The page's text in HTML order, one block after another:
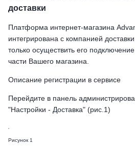
доставки
Платформа интернет-магазина
интегрирована с компанией
только осуществить его
части Вашего магазина.
Описание регистрации в сервисе
Перейдите в панель
"Настройки - Доставка" (рис.1)
Рисунок 1